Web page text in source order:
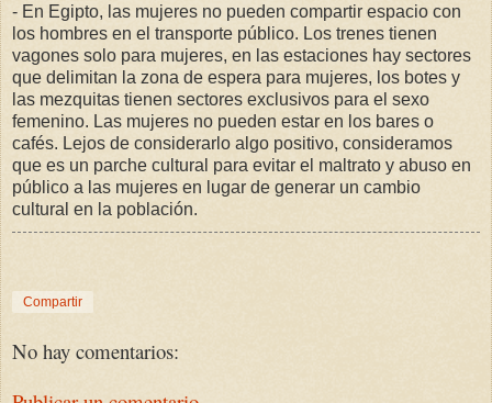
- En Egipto, las mujeres no pueden compartir espacio con
los hombres en el transporte público. Los trenes tienen
vagones solo para mujeres, en las estaciones hay sectores
que delimitan la zona de espera para mujeres, los botes y
las mezquitas tienen sectores exclusivos para el sexo
femenino. Las mujeres no pueden estar en los bares o
cafés. Lejos de considerarlo algo positivo, consideramos
que es un parche cultural para evitar el maltrato y abuso en
público a las mujeres en lugar de generar un cambio
cultural en la población.
Compartir
No hay comentarios: